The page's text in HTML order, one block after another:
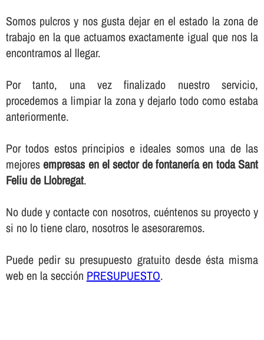
Somos pulcros y nos gusta dejar en el estado la zona de
trabajo en la que actuamos exactamente igual que nos la
encontramos al llegar.
Por tanto, una vez finalizado nuestro servicio,
procedemos a limpiar la zona y dejarlo todo como estaba
anteriormente.
Por todos estos principios e ideales somos una de las
mejoresempresas en el sector de fontanerí­a en toda Sant
Feliu de Llobregat.
No dude y contacte con nosotros, cuéntenos su proyecto y
si no lo tiene claro, nosotros le asesoraremos.
Puede pedir su presupuesto gratuito desde ésta misma
web en la sección PRESUPUESTO.